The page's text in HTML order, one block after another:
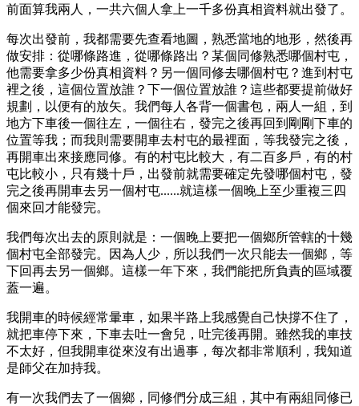
前面算我兩人，一共六個人拿上一千多份真相資料就出發了。
每次出發前，我都需要先查看地圖，熟悉當地的地形，然後再
做安排：從哪條路進，從哪條路出？某個同修熟悉哪個村屯，
他需要拿多少份真相資料？另一個同修去哪個村屯？進到村屯
裡之後，這個位置放誰？下一個位置放誰？這些都要提前做好
規劃，以便有的放矢。我們每人各背一個書包，兩人一組，到
地方下車後一個往左，一個往右，發完之後再回到剛剛下車的
位置等我；而我則需要開車去村屯的最裡面，等我發完之後，
再開車出來接應同修。有的村屯比較大，有二百多戶，有的村
屯比較小，只有幾十戶，出發前就需要確定先發哪個村屯，發
完之後再開車去另一個村屯......就這樣一個晚上至少重複三四
個來回才能發完。
我們每次出去的原則就是：一個晚上要把一個鄉所管轄的十幾
個村屯全部發完。因為人少，所以我們一次只能去一個鄉，等
下回再去另一個鄉。這樣一年下來，我們能把所負責的區域覆
蓋一遍。
我開車的時候經常暈車，如果半路上我感覺自己快撐不住了，
就把車停下來，下車去吐一會兒，吐完後再開。雖然我的車技
不太好，但我開車從來沒有出過事，每次都非常順利，我知道
是師父在加持我。
有一次我們去了一個鄉，同修們分成三組，其中有兩組同修已